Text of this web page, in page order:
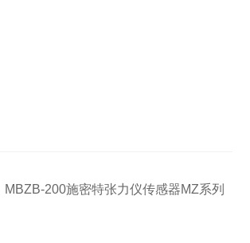
MBZB-200施密特张力仪传感器MZ系列